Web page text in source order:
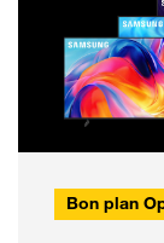
Bon plan